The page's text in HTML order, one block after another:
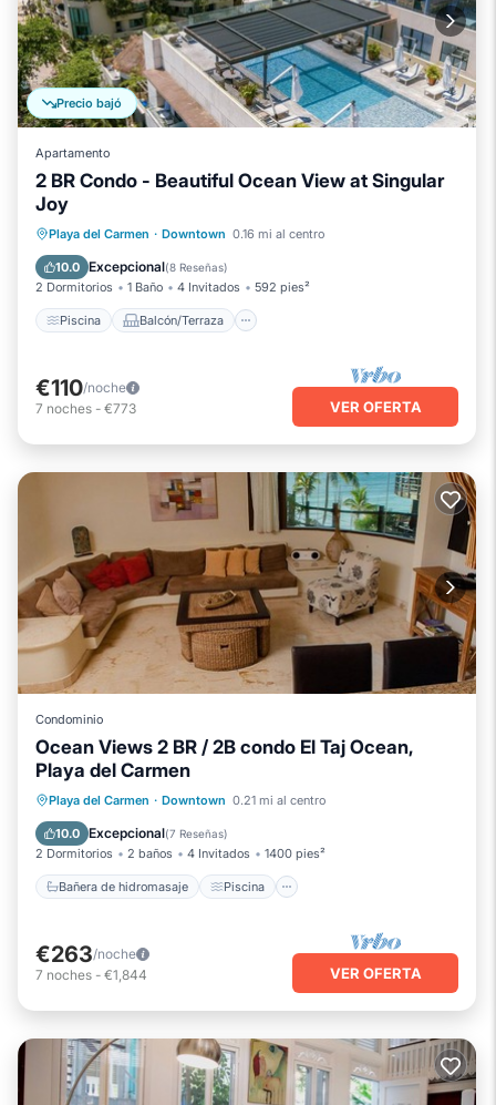
Precio bajó
Apartamento
2 BR Condo - Beautiful Ocean View at Singular
Joy
Playa del Carmen · Downtown 0.16 mi al centro
10.0 Excepcional(8 Reseñas)
2 Dormitorios 1 Baño 4 Invitados 592 pies²
Piscina Balcón/Terraza
Piscina Balcón/Terraza
Cocina
Internet
€110/noche
7 noches - €773 VER OFERTA
Condominio
Ocean Views 2 BR / 2B condo El Taj Ocean,
Playa del Carmen
Playa del Carmen · Downtown 0.21 mi al centro
10.0 Excepcional(7 Reseñas)
2 Dormitorios 2 baños 4 Invitados 1400 pies²
Bañera de hidromasaje Piscina
Bañera de hidromasaje
Piscina
Vista al mar
€263/noche
7 noches - €1,844 VER OFERTA